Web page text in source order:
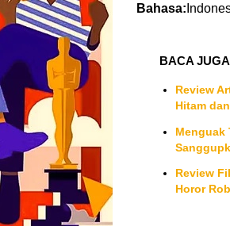
Bahasa:
BACA
Review
Hitam
Menguak
Review
Horor